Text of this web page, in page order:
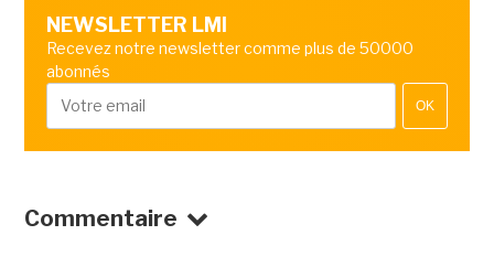
NEWSLETTER LMI
Recevez notre newsletter comme plus de 50000
abonnés
OK
Commentaire